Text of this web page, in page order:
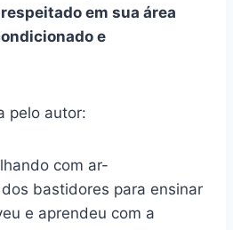
em sua área
e
pelo autor:
com ar-
bastidores para ensinar
e aprendeu com a